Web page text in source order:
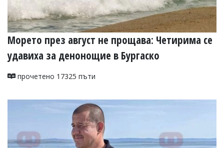
носи
отговорност
за
тях!
Ако
откриете
обиден
за
вас
моля
Морето през август не прощава: Четирима се
удавиха за денонощие в Бургаско
прочетено 17325 пъти